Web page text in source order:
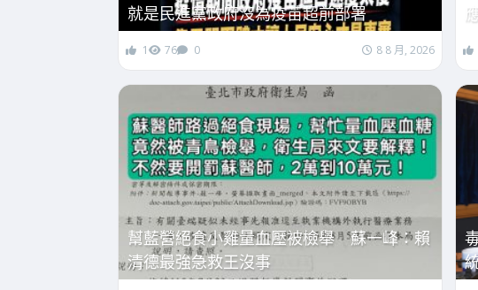
就是民進黨政府沒為疫苗超前部署
1 76 0 8 8 月, 2026
幫藍營絕食小雞量血壓被檢舉 蘇一峰：賴
清德最強急救王沒事